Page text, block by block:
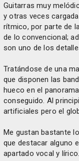
Guitarras muy
y otras veces
rítmico, por parte de
de lo convencional;
son uno de los
Tratándose de una
que disponen las
hueco en el
conseguido. Al
artificiales pero el
Me gustan bastante
que destacar alguno
apartado vocal y